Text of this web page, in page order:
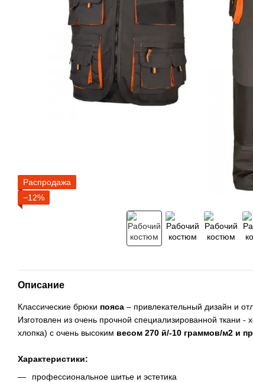
Распродажа
−12%
Описание
Классические брюки пояса – привлекательный дизайн и
Изготовлен из очень прочной специализированной ткани -
хлопка) с очень высоким весом 270 й/-10 граммов/м2 и
Характеристики:
профессиональное шитье и эстетика